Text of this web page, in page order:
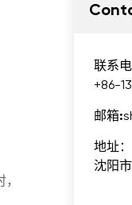
联系电
+86-
邮箱:
地址：
沈阳